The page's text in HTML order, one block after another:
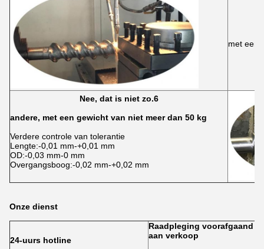
met een
Nee, dat is niet zo.6
andere, met een gewicht van niet meer dan 50 kg
Verdere controle van tolerantie
Lengte:-0,01 mm-+0,01 mm
OD:-0,03 mm-0 mm
Overgangsboog:-0,02 mm-+0,02 mm
Onze dienst
24-uurs hotline
Raadpleging voorafgaand
aan verkoop